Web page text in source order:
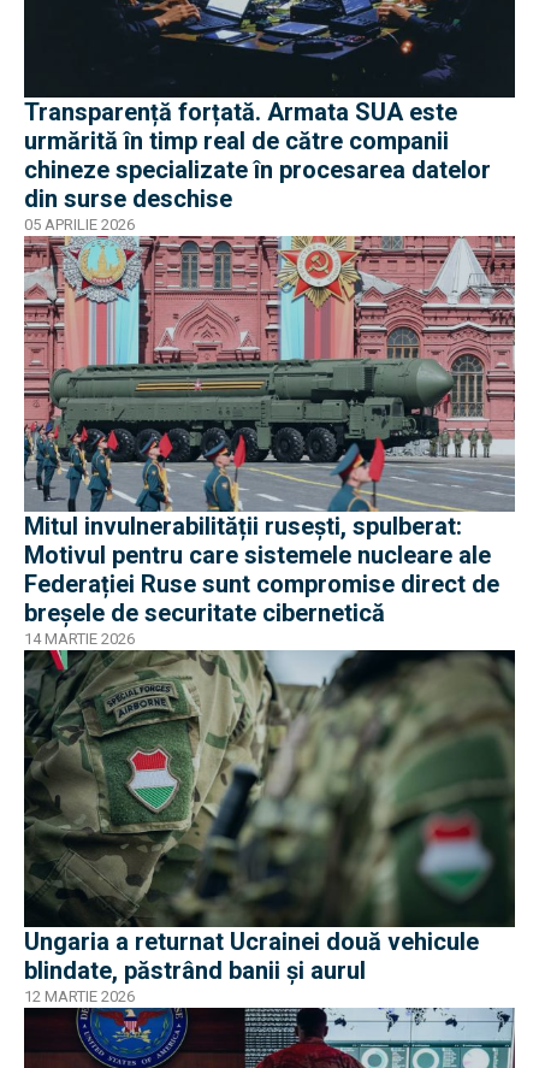
Transparență forțată. Armata SUA este
urmărită în timp real de către companii
chineze specializate în procesarea datelor
din surse deschise
05 APRILIE 2026
Mitul invulnerabilității rusești, spulberat:
Motivul pentru care sistemele nucleare ale
Federației Ruse sunt compromise direct de
breșele de securitate cibernetică
14 MARTIE 2026
Ungaria a returnat Ucrainei două vehicule
blindate, păstrând banii și aurul
12 MARTIE 2026